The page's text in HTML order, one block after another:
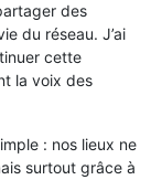
des
du réseau. J’ai
cette
la voix des
: nos lieux ne
surtout grâce à